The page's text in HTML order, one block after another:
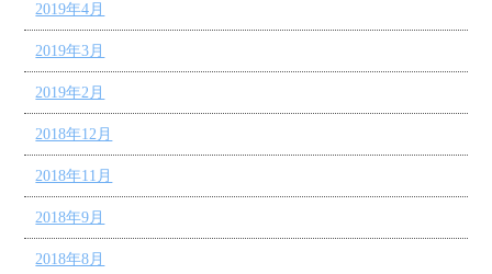
2019年4月
2019年3月
2019年2月
2018年12月
2018年11月
2018年9月
2018年8月